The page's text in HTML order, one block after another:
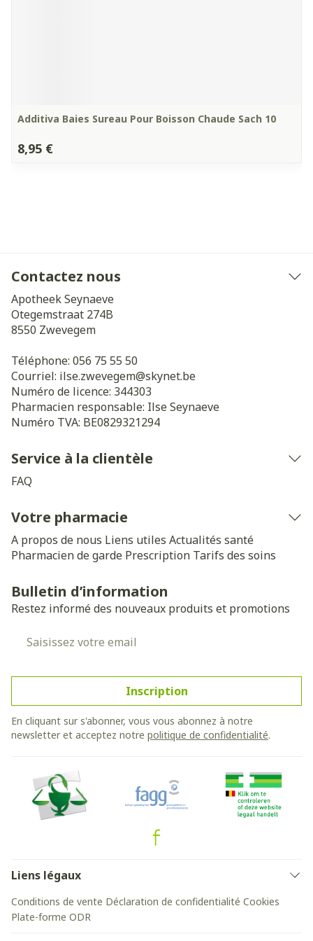
Additiva Baies Sureau Pour Boisson Chaude Sach 10
8,95 €
Contactez nous
Apotheek Seynaeve
Otegemstraat 274B
8550 Zwevegem
Téléphone: 056 75 55 50
Courriel: ilse.zwevegem@skynet.be
Numéro de licence: 344303
Pharmacien responsable: Ilse Seynaeve
Numéro TVA: BE0829321294
Service à la clientèle
FAQ
Votre pharmacie
A propos de nous Liens utiles Actualités santé
Pharmacien de garde Prescription Tarifs des soins
Bulletin d’information
Restez informé des nouveaux produits et promotions
Inscription
En cliquant sur s'abonner, vous vous abonnez à notre
newsletter et acceptez notre politique de confidentialité.
Liens légaux
Conditions de vente Déclaration de confidentialité Cookies
Plate-forme ODR